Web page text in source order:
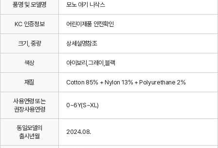
품명 및 모델명 모노 아기 니삭스
KC 인증정보 어린이제품 안전확인
크기, 중량 상세설명참조
색상 아이보리,그레이,블랙
재질 Cotton 85% + Nylon 13% + Polyurethane 2%
사용연령 또는
권장사용연령
0~6Y(S~XL)
동일모델의
출시년월
2024.08.